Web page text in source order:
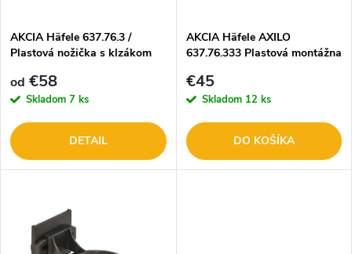
e
p
r
o
s
p
r
o
AKCIA Häfele 637.76.3 /
Plastová nožička s klzákom
od €58
Skladom 7 ks
DETAIL
AKCIA Häfele AXILO
637.76.333 Plastová montážna
BALENIE 100ks!
€45
Skladom 12 ks
DO KOŠÍKA